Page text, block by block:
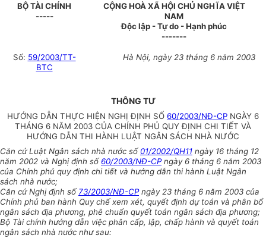
BỘ TÀI CHÍNH
-----
CỘNG HOÀ XÃ HỘI CHỦ NGHĨA VIỆT
NAM
Độc lập - Tự do - Hạnh phúc
-------
Số: 59/2003/TT-
BTC
Hà Nội, ngày 23 tháng 6 năm 2003
THÔNG TƯ
HƯỚNG DẪN THỰC HIỆN NGHỊ ĐỊNH SỐ 60/2003/NĐ-CP NGÀY 6
THÁNG 6 NĂM 2003 CỦA CHÍNH PHỦ QUY ĐỊNH CHI TIẾT VÀ
HƯỚNG DẪN THI HÀNH LUẬT NGÂN SÁCH NHÀ NƯỚC
Căn cứ Luật Ngân sách nhà nước số 01/2002/QH11 ngày 16 tháng 12
năm 2002 và Nghị định số 60/2003/NĐ-CPngày 6 tháng 6 năm 2003
của Chính phủ quy định chi tiết và hướng dẫn thi hành Luật Ngân
sách nhà nước;
Căn cứ Nghị định số 73/2003/NĐ-CPngày 23 tháng 6 năm 2003 của
Chính phủ ban hành Quy chế xem xét, quyết định dự toán và phân bổ
ngân sách địa phương, phê chuẩn quyết toán ngân sách địa phương;
Bộ Tài chính hướng dẫn việc phân cấp, lập, chấp hành và quyết toán
ngân sách nhà nước như sau: